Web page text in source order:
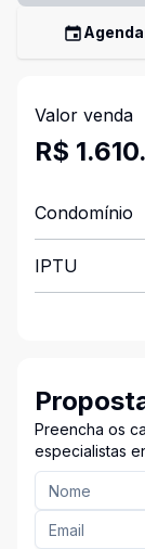
Valor venda
R$
Condomínio
IPTU
Preencha os
especialistas